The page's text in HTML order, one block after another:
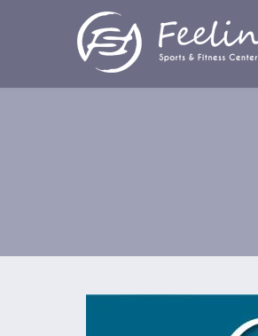
Παράκαμψη προς το κυρίως περιεχόμενο
Ημέρα της